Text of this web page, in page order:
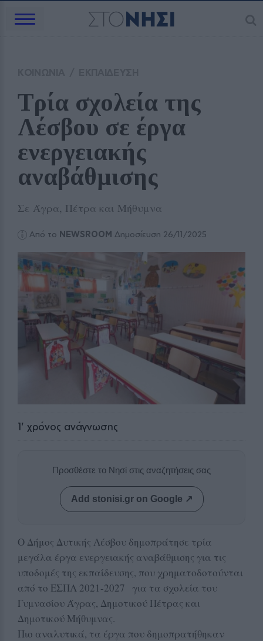
Τρία σχολεία της
Λέσβου σε έργα
ενεργειακής
αναβάθμισης
Σε Άγρα, Πέτρα και Μήθυμνα
Από το NEWSROOM Δημοσίευση 26/11/2025
1' χρόνος ανάγνωσης
Προσθέστε το Νησί στις αναζητήσεις σας
Add stonisi.gr on Google ↗
Ο Δήμος Δυτικής Λέσβου δημοπράτησε τρία
μεγάλα έργα ενεργειακής αναβάθμισης για τις
υποδομές της εκπαίδευσης, που χρηματοδοτούνται
από το ΕΣΠΑ 2021-2027 για τα σχολεία του
Γυμνασίου Άγρας, Δημοτικού Πέτρας και
Δημοτικού Μήθυμνας.
Πιο αναλυτικά, τα έργα που δημοπρατήθηκαν